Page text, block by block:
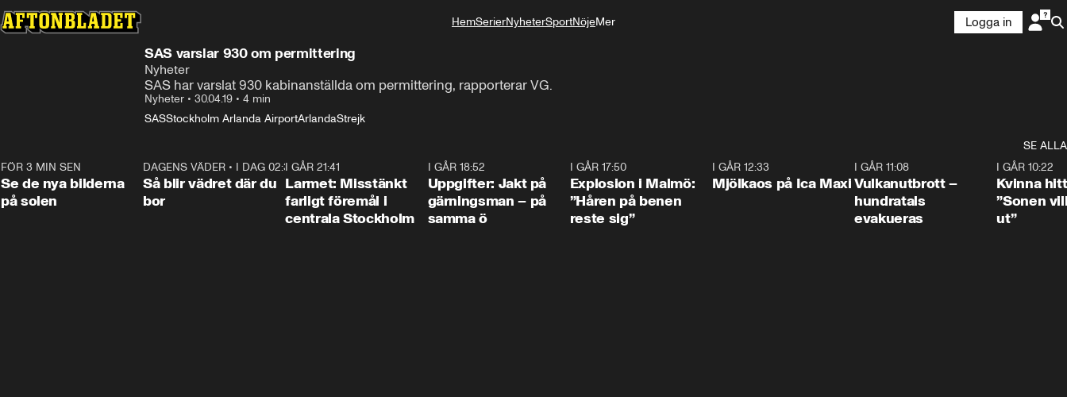
HemSerierNyheterSportNöjeMer
Logga in
SAS varslar 930 om permittering
Nyheter
SAS har varslat 930 kabinanställda om permittering, rapporterar VG.
Nyheter • 30.04.19 • 4 min
SASStockholm Arlanda AirportArlandaStrejk
SE ALLA
FÖR 3 MIN SEN
Se de nya bilderna
på solen
1:06
DAGENS VÄDER • I DAG 02:30
Så blir vädret där du
bor
I GÅR 21:41
Larmet: Misstänkt
farligt föremål i
centrala Stockholm
I GÅR 18:52
Uppgifter: Jakt på
gärningsman – på
samma ö
I GÅR 17:50
Explosion i Malmö:
”Håren på benen
reste sig”
I GÅR 12:33
Mjölkaos på Ica Maxi
I GÅR 11:08
Vulkanutbrott –
hundratals
evakueras
I GÅR 10:22
Kvinna
”Sonen
ut”